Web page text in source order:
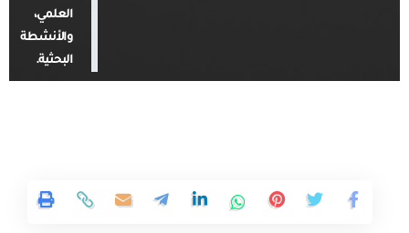
العلمي،
والأنشطة
البحثية.